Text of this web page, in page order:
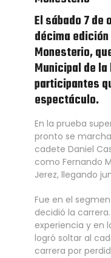
El sábado 7
décima
Monesterio,
Municipal de
participantes
espectáculo.
En la prueba
pronto se
cadete Daniel
como Fernando
Jerez, llegando
Fue en el
decidió la
experiencia y en
logró soltar al
carrera por